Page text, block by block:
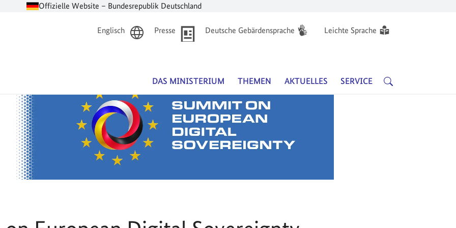
Offizielle Website – Bundesrepublik Deutschland
Englisch Presse Deutsche Gebärdensprache Leichte Sprache
DAS MINISTERIUM THEMEN AKTUELLES SERVICE SUCHE